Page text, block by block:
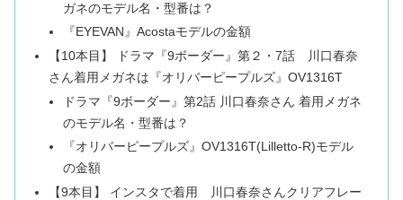
ガネのモデル名・型番は？
『EYEVAN』Acostaモデルの金額
【10本目】 ドラマ『9ボーダー』第２・7話 川口春奈
さん着用メガネは『オリバーピープルズ』OV1316T
ドラマ『9ボーダー』第2話 川口春奈さん 着用メガネ
のモデル名・型番は？
『オリバーピープルズ』OV1316T(Lilletto-R)モデル
の金額
【9本目】 インスタで着用 川口春奈さんクリアフレー